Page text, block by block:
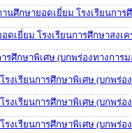
นศึกษายอดเยี่ยม โรงเรียนกา
ดเยี่ยม โรงเรียนการศึกษาสง
รศึกษาพิเศษ (บกพร่องทางกา
รงเรียนการศึกษาพิเศษ (บกพร่
รงเรียนการศึกษาพิเศษ (บกพร่
รงเรียนการศึกษาพิเศษ (บกพร่